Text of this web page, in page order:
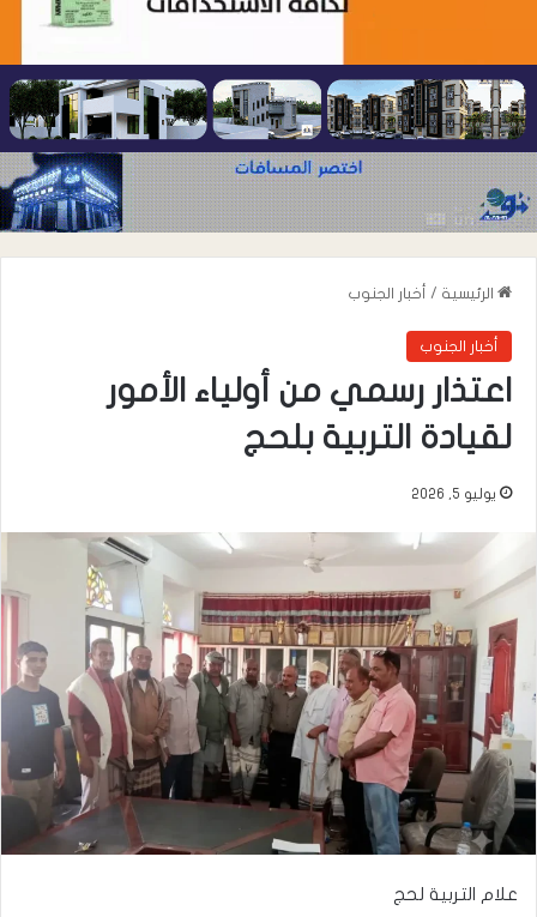
الرئيسية / أخبار الجنوب
أخبار الجنوب
اعتذار رسمي من أولياء الأمور
لقيادة التربية بلحج
يوليو 5, 2026
علام التربية لحج